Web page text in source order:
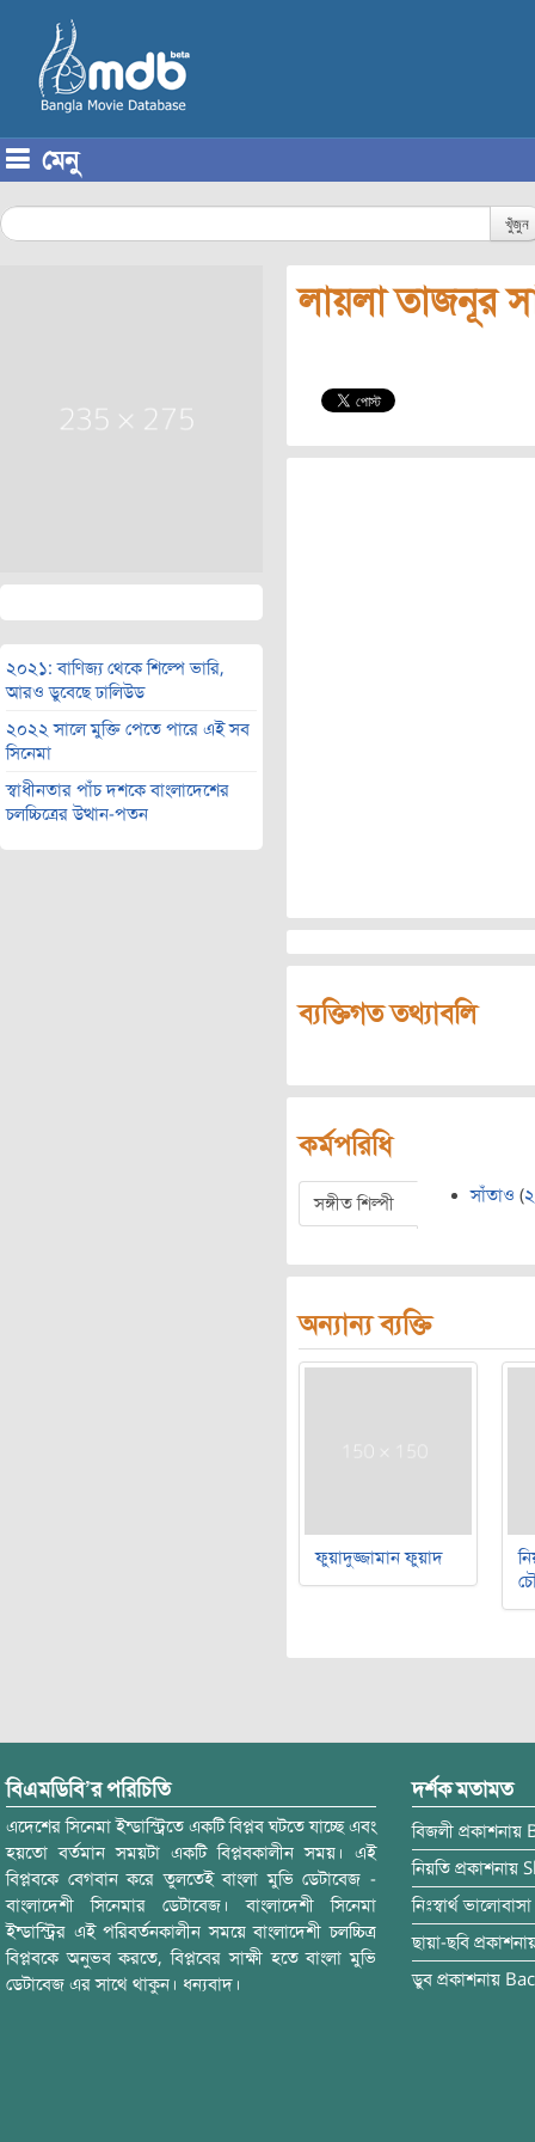
মেনু
খুঁজুন
২০২১: বাণিজ্য থেকে শিল্পে ভারি,
আরও ডুবেছে ঢালিউড
২০২২ সালে মুক্তি পেতে পারে এই সব
সিনেমা
স্বাধীনতার পাঁচ দশকে বাংলাদেশের
চলচ্চিত্রের উত্থান-পতন
লায়লা তাজনূর
ব্যক্তিগত তথ্যাবলি
কর্মপরিধি
সঙ্গীত শিল্পী সাঁতাও (
অন্যান্য ব্যক্তি
ফুয়াদুজ্জামান ফুয়াদ
বিএমডিবি’র পরিচিতি
এদেশের সিনেমা ইন্ডাস্ট্রিতে একটি বিপ্লব ঘটতে যাচ্ছে এবং
হয়তো বর্তমান সময়টা একটি বিপ্লবকালীন সময়। এই
বিপ্লবকে বেগবান করে তুলতেই বাংলা মুভি ডেটাবেজ -
বাংলাদেশী সিনেমার ডেটাবেজ। বাংলাদেশী সিনেমা
ইন্ডাস্ট্রির এই পরিবর্তনকালীন সময়ে বাংলাদেশী চলচ্চিত্র
বিপ্লবকে অনুভব করতে, বিপ্লবের সাক্ষী হতে বাংলা মুভি
ডেটাবেজ এর সাথে থাকুন। ধন্যবাদ।
দর্শক মতামত
বিজলী প্রকাশনায়
নিয়তি প্রকাশনায়
নিঃস্বার্থ ভালোবাসা
ছায়া-ছবি
ডুব প্রকাশনায়